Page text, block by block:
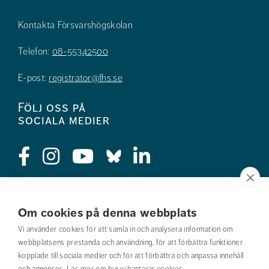
Om cookies på denna webbplats
Vi använder cookies för att samla in och analysera information om
webbplatsens prestanda och användning, för att förbättra funktioner
kopplade till sociala medier och för att förbättra och anpassa innehåll
Kontakta Försvarshögskolan
Telefon: 08-55342500
E-post: registrator@fhs.se
Följ oss på
sociala medier
Jobba hos oss
Nyhetsbrev